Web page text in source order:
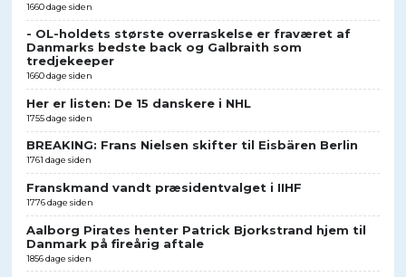
1660 dage siden
- OL-holdets største overraskelse er fraværet af
Danmarks bedste back og Galbraith som
tredjekeeper
1660 dage siden
Her er listen: De 15 danskere i NHL
1755 dage siden
BREAKING: Frans Nielsen skifter til Eisbären Berlin
1761 dage siden
Franskmand vandt præsidentvalget i IIHF
1776 dage siden
Aalborg Pirates henter Patrick Bjorkstrand hjem til
Danmark på fireårig aftale
1856 dage siden